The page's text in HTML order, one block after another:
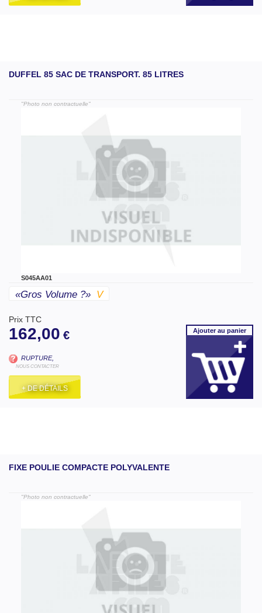
DUFFEL 85 SAC DE TRANSPORT. 85 LITRES
"Photo non contractuelle"
S045AA01
«gros Volume ?» V
Prix TTC
162,00 €
RUPTURE,
NOUS CONTACTER
+ DE DÉTAILS
Ajouterau panier
FIXE POULIE COMPACTE POLYVALENTE
"Photo non contractuelle"